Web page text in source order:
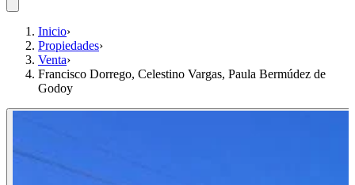
Inicio›
Propiedades›
Venta›
Francisco Dorrego, Celestino Vargas, Paula Bermúdez de
Godoy